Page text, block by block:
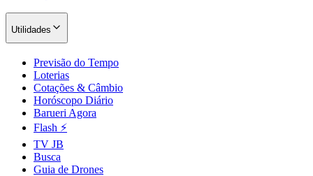
Utilidades
Previsão do Tempo
Loterias
Cotações & Câmbio
Horóscopo Diário
Barueri Agora
Flash ⚡
TV JB
Busca
Guia de Drones